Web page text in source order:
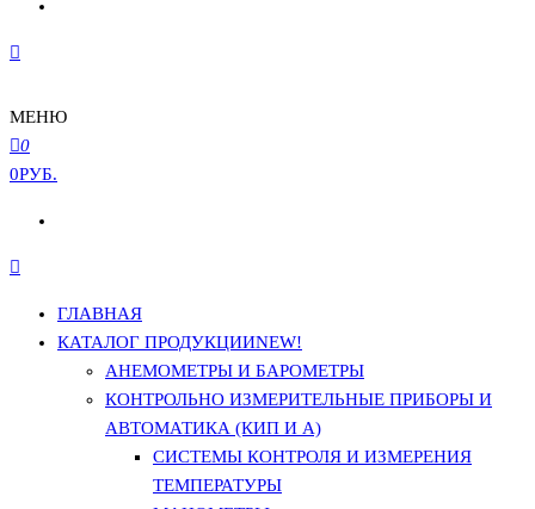
МЕНЮ
0
0РУБ.
ГЛАВНАЯ
КАТАЛОГ ПРОДУКЦИИNEW!
АНЕМОМЕТРЫ И БАРОМЕТРЫ
КОНТРОЛЬНО ИЗМЕРИТЕЛЬНЫЕ ПРИБОРЫ И
АВТОМАТИКА (КИП И А)
СИСТЕМЫ КОНТРОЛЯ И ИЗМЕРЕНИЯ
ТЕМПЕРАТУРЫ